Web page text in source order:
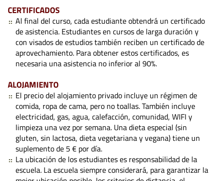
CERTIFICADOS
Al final del curso, cada estudiante obtendrá un certificado
de asistencia. Estudiantes en cursos de larga duración y
con visados de estudios también reciben un certificado de
aprovechamiento. Para obtener estos certificados, es
necesaria una asistencia no inferior al 90%.
ALOJAMIENTO
El precio del alojamiento privado incluye un régimen de
comida, ropa de cama, pero no toallas. También incluye
electricidad, gas, agua, calefacción, comunidad, WIFI y
limpieza una vez por semana. Una dieta especial (sin
gluten, sin lactosa, dieta vegetariana y vegana) tiene un
suplemento de 5 € por día.
La ubicación de los estudiantes es responsabilidad de la
escuela. La escuela siempre considerará, para garantizar la